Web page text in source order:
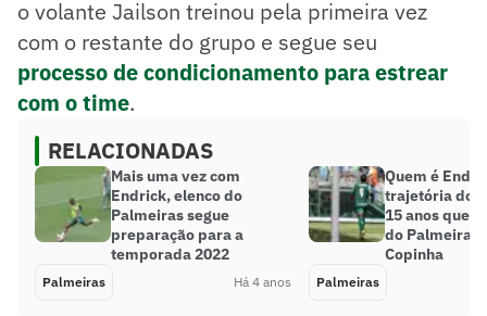
o volante Jailson treinou pela primeira vez
com o restante do grupo e segue seu
processo de condicionamento para estrear
com o time.
RELACIONADAS
Mais uma vez com
Endrick, elenco do
Palmeiras segue
preparação para a
temporada 2022
Palmeiras Há 4 anos
Quem é
trajetória do
15 anos que
do Palmeiras
Copinha
Palmeiras